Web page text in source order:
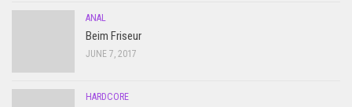
ANAL
Beim Friseur
JUNE 7, 2017
HARDCORE